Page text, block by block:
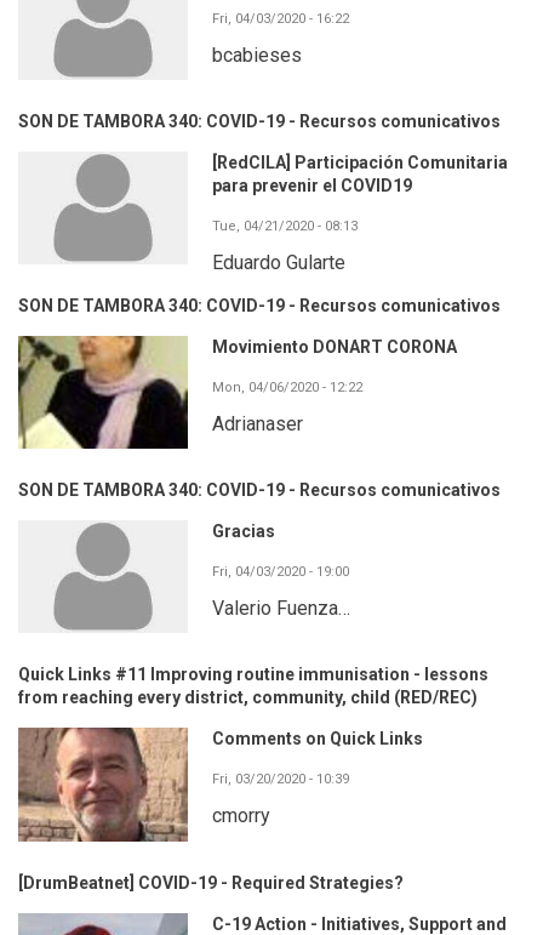
Fri, 04/03/2020 - 16:22
bcabieses
SON DE TAMBORA 340: COVID-19 - Recursos comunicativos
[RedCILA] Participación Comunitaria
para prevenir el COVID19
Tue, 04/21/2020 - 08:13
Eduardo Gularte
SON DE TAMBORA 340: COVID-19 - Recursos comunicativos
Movimiento DONART CORONA
Mon, 04/06/2020 - 12:22
Adrianaser
SON DE TAMBORA 340: COVID-19 - Recursos comunicativos
Gracias
Fri, 04/03/2020 - 19:00
Valerio Fuenza…
Quick Links #11 Improving routine immunisation - lessons
from reaching every district, community, child (RED/REC)
Comments on Quick Links
Fri, 03/20/2020 - 10:39
cmorry
[DrumBeatnet] COVID-19 - Required Strategies?
C-19 Action - Initiatives, Support and